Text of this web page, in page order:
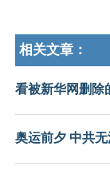
相关文章：
看被新华网删除
奥运前夕 中共